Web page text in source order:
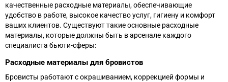
качественные расходные материалы, обеспечивающие
удобство в работе, высокое качество услуг, гигиену и комфорт
ваших клиентов. Существуют такие основные расходные
материалы, которые должны быть в арсенале каждого
специалиста бьюти-сферы:
Расходные материалы для бровистов
Бровисты работают с окрашиванием, коррекцией формы и